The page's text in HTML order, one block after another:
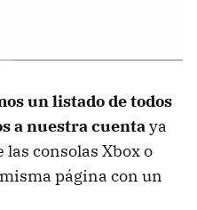
un listado de todos
a nuestra cuentaya
consolas Xbox o
página con un